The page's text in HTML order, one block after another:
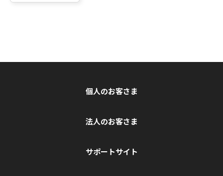
個人のお客さま
法人のお客さま
サポートサイト